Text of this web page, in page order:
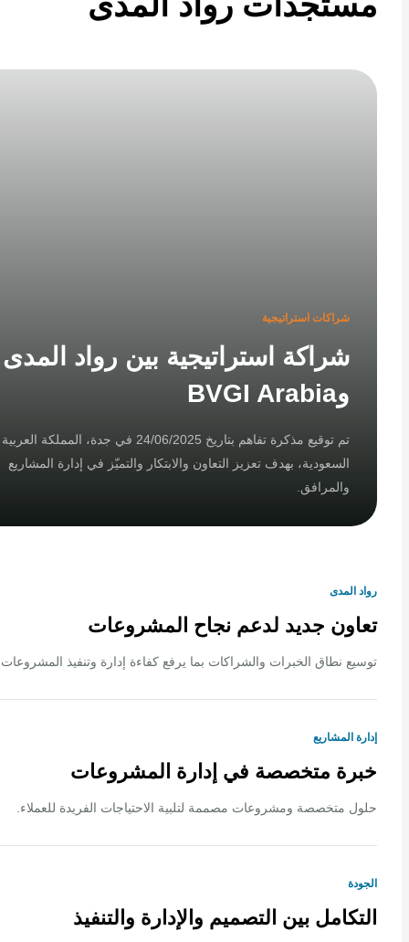
شراكات استراتيجية
شراكة استراتيجية بين رواد المدى
تم توقيع مذكرة تفاهم بتاريخ 24/06/2025 في جدة، المملكة العربية
السعودية، بهدف تعزيز التعاون والابتكار والتميّز في إدارة المشاريع
جديد لدعم نجاح المشروعات
نطاق الخبرات والشراكات بما يرفع كفاءة إدارة وتنفيذ المشروعات.
المشاريع
متخصصة في إدارة المشروعات
متخصصة ومشروعات مصممة لتلبية الاحتياجات الفريدة للعملاء.
بين التصميم والإدارة والتنفيذ